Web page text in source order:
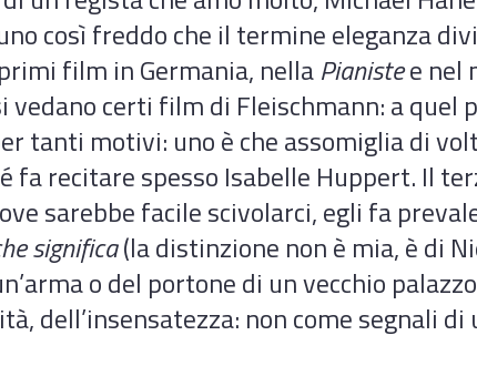
così freddo che il termine eleganza
film in Germania, nellaPianistee nel
vedano certi film di Fleischmann: a quel
tanti motivi: uno è che assomiglia di
fa recitare spesso Isabelle Huppert. Il
sarebbe facile scivolarci, egli fa
significa(la distinzione non è mia, è di
o del portone di un vecchio
dell’insensatezza: non come segnali